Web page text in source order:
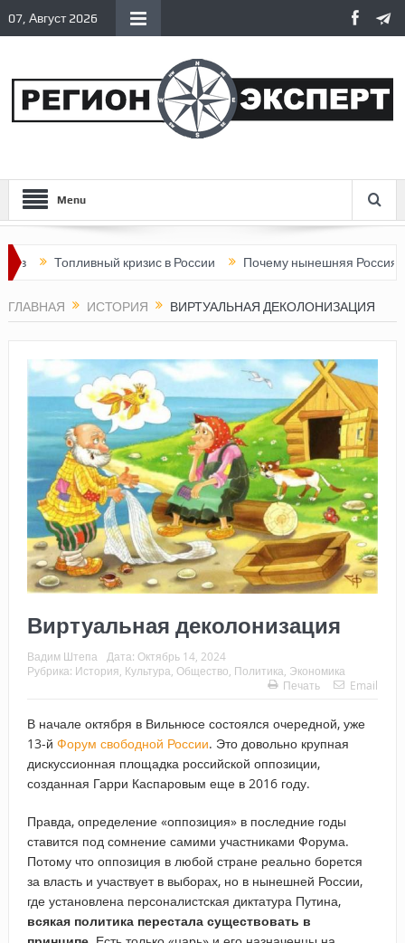
07, Август 2026
Menu
кризис в России Почему нынешняя Россия стала
ГЛАВНАЯ ИСТОРИЯ ВИРТУАЛЬНАЯ ДЕКОЛОНИЗАЦИЯ
Виртуальная деколонизация
Вадим Штепа Дата: Октябрь 14, 2024
Рубрика: История Культура Общество Политика Экономика
Печать
Email
В начале октября в Вильнюсе состоялся очередной, уже
13-й Форум свободной России. Это довольно крупная
дискуссионная площадка российской оппозиции,
созданная Гарри Каспаровым еще в 2016 году.
Правда, определение «оппозиция» в последние годы
ставится под сомнение самими участниками Форума.
Потому что оппозиция в любой стране реально борется
за власть и участвует в выборах, но в нынешней России,
где установлена персоналистская диктатура Путина,
всякая политика перестала существовать в